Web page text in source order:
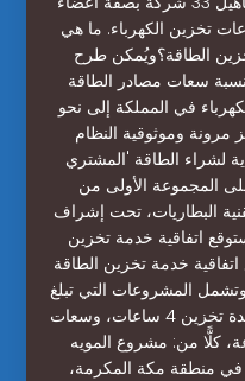
تخزين الكهرباء. ما هي
الطاقة؟ويُمكن طرح
سعات مصادر الطاقة
في المملكة إلى نحو
2030م، وتعزيز مرونة وموثوقية النظام
لشراء الطاقة 'المشتري
المجموعة الأولى من
البطاريات، تحت إشراف
اتفاقية خدمة تخزين
خدمة تخزين الطاقة
وتشمل المشروعات التي تبلغ
قدرتها الإجمالية 2000 ميجاواط ومدة تخزين 4 ساعات، وسعات
ساعة، كلًّا من: مشروع المويه
في منطقة مكة المكرمة،